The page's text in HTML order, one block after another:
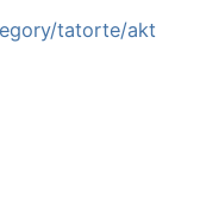
tatorte/akt